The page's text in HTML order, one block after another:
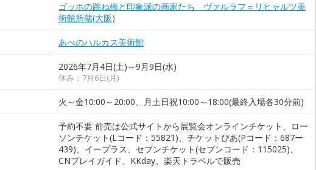
ゴッホの跳ね橋と印象派の画家たち ヴァルラフ＝リヒャルツ美
術館所蔵(大阪)
あべのハルカス美術館
2026年7月4日(土)～9月9日(水)
休み：7月6日(月)
火～金10:00～20:00、月土日祝10:00～18:00(最終入場各30分前)
予約不要 前売は公式サイトから展覧会オンラインチケット、ロー
ソンチケット(Lコード：55821)、チケットぴあ(Pコード：687ー
439)、イープラス、セブンチケット(セブンコード：115025)、
CNプレイガイド、KKday、楽天トラベルで販売